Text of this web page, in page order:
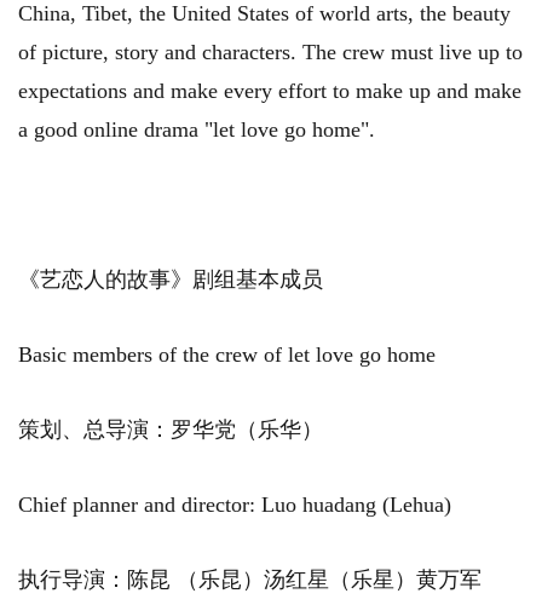
China, Tibet, the United States of world arts, the beauty
of picture, story and characters. The crew must live up to
expectations and make every effort to make up and make
a good online drama "let love go home".
《艺恋人的故事》剧组基本成员
Basic members of the crew of let love go home
策划、总导演：罗华党（乐华）
Chief planner and director: Luo huadang (Lehua)
执行导演：陈昆 （乐昆）汤红星（乐星）黄万军